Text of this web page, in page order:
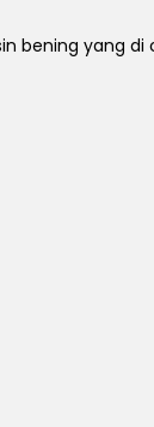
bening yang